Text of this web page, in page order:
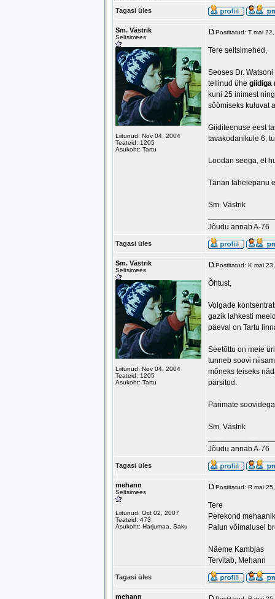
Tagasi üles
Sm. Västrik
Seltsimees
Liitunud: Nov 04, 2004
Teateid: 1205
Asukoht: Tartu
Postitatud: T mai
Tere seltsimehed,
Seoses Dr.
tellinud ühe giidiga
kuni 25 inimest
söömiseks kuluvat
Giiditeenuse eest
tavakodanikule 6,
Loodan seega, et
Tänan tähelepanu
Sm. Västrik
Jõudu annab A-76
Tagasi üles
Sm. Västrik
Seltsimees
Liitunud: Nov 04, 2004
Teateid: 1205
Asukoht: Tartu
Postitatud: K mai
Õhtust,
Volgade
gazik lahkesti
päeval on Tartu
Seetõttu on meie
tunneb soovi
mõneks teiseks
pärsitud.
Parimate
Sm. Västrik
Jõudu annab A-76
Tagasi üles
mehann
Seltsimees
Liitunud: Oct 02, 2007
Teateid: 473
Asukoht: Harjumaa, Saku
Postitatud: R mai
Tere
Perekond
Palun võimalusel
Näeme Kambjas
Tervitab, Mehann
Tagasi üles
mehann